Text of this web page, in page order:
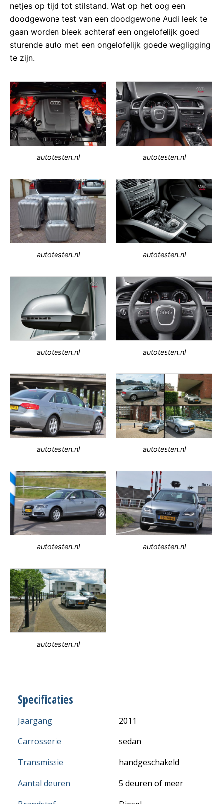
netjes op tijd tot stilstand. Wat op het oog een
doodgewone test van een doodgewone Audi leek te
gaan worden bleek achteraf een ongelofelijk goed
sturende auto met een ongelofelijk goede wegligging
te zijn.
autotesten.nl autotesten.nl
autotesten.nl autotesten.nl
autotesten.nl autotesten.nl
autotesten.nl autotesten.nl
autotesten.nl autotesten.nl
autotesten.nl
Specificaties
Jaargang
2011
Carrosserie
sedan
Transmissie
handgeschakeld
Aantal deuren
5 deuren of meer